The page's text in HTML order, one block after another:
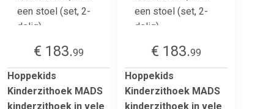
€ 183.99
Hoppekids
Kinderzithoek MADS
kinderzithoek in vele
€ 183.99
Hoppekids
Kinderzithoek MADS
kinderzithoek in vele